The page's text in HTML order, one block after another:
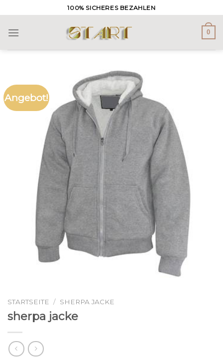
to
content
100% SICHERES BEZAHLEN
0
Angebot!
STARTSEITE / SHERPA JACKE
sherpa jacke